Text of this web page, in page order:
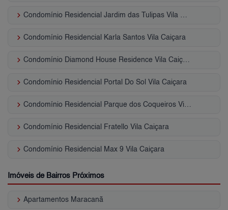
keyboard_arrow_right Condomínio Residencial Jardim das Tulipas Vila Caiçara
keyboard_arrow_right Condomínio Residencial Karla Santos Vila Caiçara
keyboard_arrow_right Condomínio Diamond House Residence Vila Caiçara
keyboard_arrow_right Condomínio Residencial Portal Do Sol Vila Caiçara
keyboard_arrow_right Condomínio Residencial Parque dos Coqueiros Vila Caiçara
keyboard_arrow_right Condomínio Residencial Fratello Vila Caiçara
keyboard_arrow_right Condomínio Residencial Max 9 Vila Caiçara
Imóveis de Bairros Próximos
keyboard_arrow_right Apartamentos Maracanã